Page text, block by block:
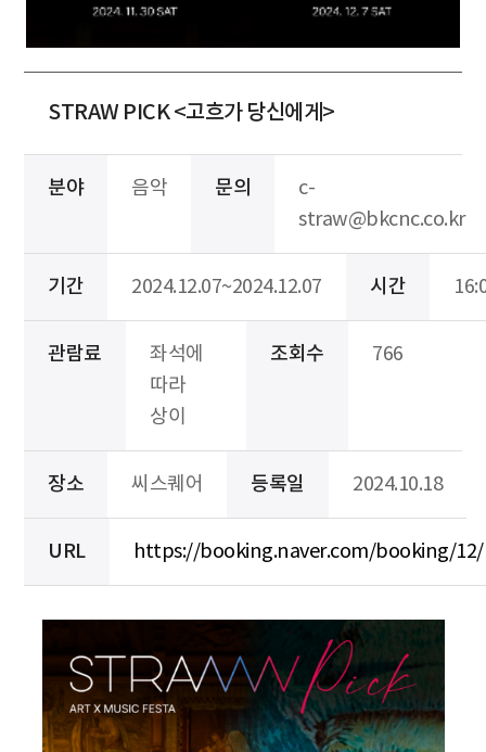
STRAW PICK <고흐가 당신에게>
분야 음악 문의
c-
straw@bkcnc.co.kr
기간 2024.12.07~2024.12.07 시간
관람료
좌석에
따라
상이
조회수 766
장소 씨스퀘어 등록일 2024.10.18
URL https://booking.naver.com/booking/12/